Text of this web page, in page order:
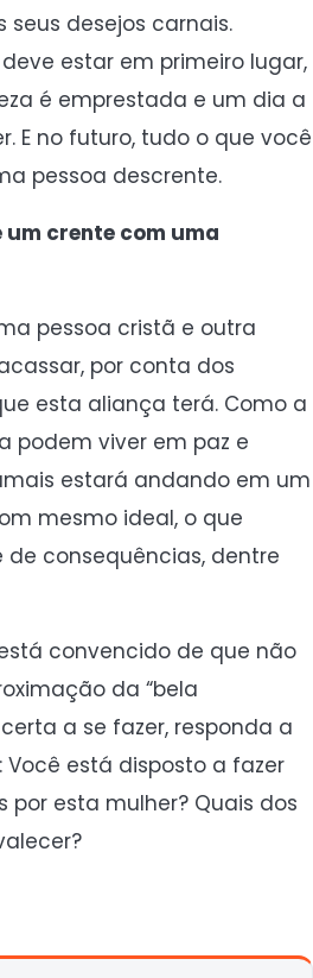
desejos carnais.
estar em primeiro lugar,
é emprestada e um dia a
E no futuro, tudo o que você
pessoa descrente.
crente com uma
pessoa cristã e outra
por conta dos
esta aliança terá. Como a
podem viver em paz e
estará andando em um
mesmo ideal, o que
consequências, dentre
convencido de que não
da “bela
a se fazer, responda a
está disposto a fazer
por esta mulher? Quais dos